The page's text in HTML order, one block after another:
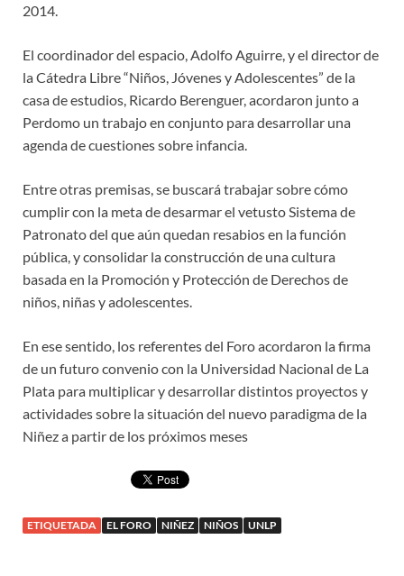
2014.
El coordinador del espacio, Adolfo Aguirre, y el director de
la Cátedra Libre “Niños, Jóvenes y Adolescentes” de la
casa de estudios, Ricardo Berenguer, acordaron junto a
Perdomo un trabajo en conjunto para desarrollar una
agenda de cuestiones sobre infancia.
Entre otras premisas, se buscará trabajar sobre cómo
cumplir con la meta de desarmar el vetusto Sistema de
Patronato del que aún quedan resabios en la función
pública, y consolidar la construcción de una cultura
basada en la Promoción y Protección de Derechos de
niños, niñas y adolescentes.
En ese sentido, los referentes del Foro acordaron la firma
de un futuro convenio con la Universidad Nacional de La
Plata para multiplicar y desarrollar distintos proyectos y
actividades sobre la situación del nuevo paradigma de la
Niñez a partir de los próximos meses
ETIQUETADA EL FORO NIÑEZ NIÑOS UNLP